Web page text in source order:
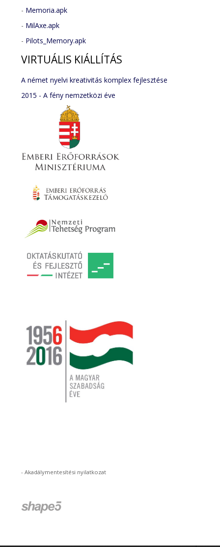
- Memoria.apk
- MilAxe.apk
- Pilots_Memory.apk
VIRTUÁLIS KIÁLLÍTÁS
A német nyelvi kreativitás komplex fejlesztése
2015 - A fény nemzetközi éve
-Akadálymentesítési nyilatkozat